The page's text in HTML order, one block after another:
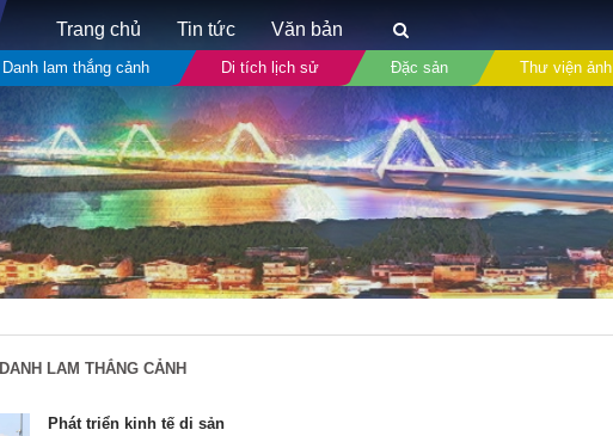
Trang chủ Tin tức Văn bản
Danh lam thắng cảnh Di tích lịch sử Đặc sản Thư viện ảnh
DANH LAM THẮNG CẢNH
Phát triển kinh tế di sản